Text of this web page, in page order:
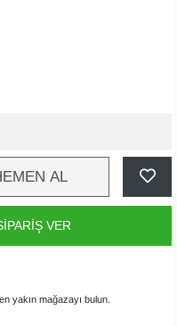
AL
VER
yakın mağazayı bulun.